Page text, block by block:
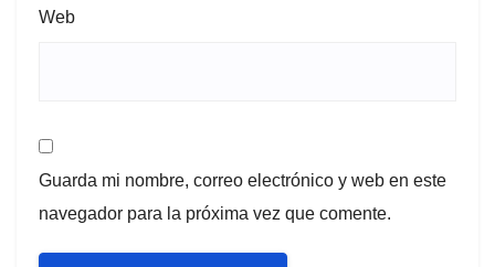
Web
Guarda mi nombre, correo electrónico y web en este
navegador para la próxima vez que comente.